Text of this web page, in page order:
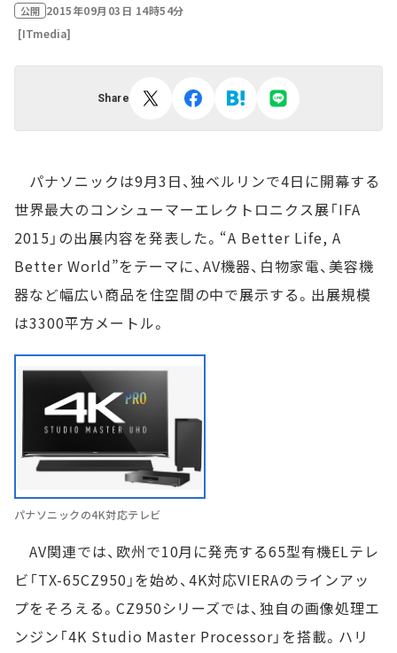
公開 2015年09月03日 14時54分
[ITmedia]
Share
パナソニックは9月3日、独ベルリンで4日に開幕する
世界最大のコンシューマーエレクトロニクス展「IFA
2015」の出展内容を発表した。“A Better Life, A
Better World”をテーマに、AV機器、白物家電、美容機
器など幅広い商品を住空間の中で展示する。出展規模
は3300平方メートル。
パナソニックの4K対応テレビ
AV関連では、欧州で10月に発売する65型有機ELテレ
ビ「TX-65CZ950」を始め、4K対応VIERAのラインアッ
プをそろえる。CZ950シリーズでは、独自の画像処理エ
ンジン「4K Studio Master Processor」を搭載。ハリ